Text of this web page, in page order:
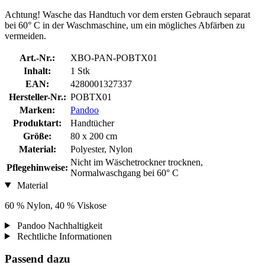
Achtung! Wasche das Handtuch vor dem ersten Gebrauch separat
bei 60° C in der Waschmaschine, um ein mögliches Abfärben zu
vermeiden.
Art.-Nr.:
XBO-PAN-POBTX01
Inhalt:
1 Stk
EAN:
4280001327337
Hersteller-Nr.: POBTX01
Marken:
Pandoo
Produktart:
Handtücher
Größe:
80 x 200 cm
Material:
Polyester, Nylon
Pflegehinweise:
Nicht im Wäschetrockner trocknen,
Normalwaschgang bei 60° C
Material
60 % Nylon, 40 % Viskose
Pandoo Nachhaltigkeit
Rechtliche Informationen
Passend dazu